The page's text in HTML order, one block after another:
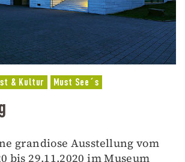
& Kultur Must See´s
grandiose Ausstellung vom
bis 29.11.2020 im Museum